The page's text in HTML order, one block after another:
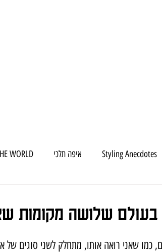
WORLD איפה תלכי Styling Anecdotes
שלושה מקומות
כמו שאני רואה אותו, מתחלק לשני סוגים של